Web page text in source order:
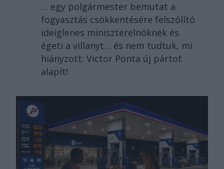
… egy polgármester bemutat a
fogyasztás csökkentésére felszólító
ideiglenes miniszterelnöknek és
égeti a villanyt… és nem tudtuk, mi
hiányzott: Victor Ponta új pártot
alapít!